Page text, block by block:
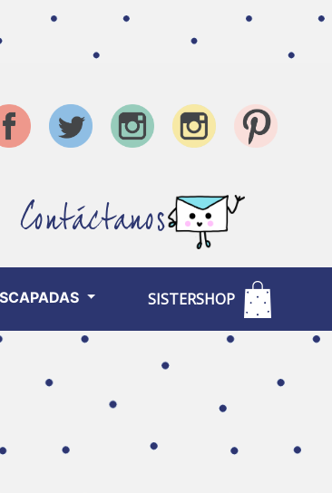
Contáctanos
SISTERSHOP